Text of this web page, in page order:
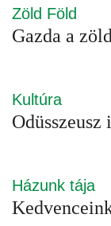
Zöld Föld
Gazda a
Kultúra
Házunk tája